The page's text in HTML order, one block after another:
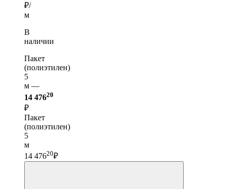
₽/
м
В
наличии
Пакет
(полиэтилен)
5
м —
14 47620
₽
Пакет
(полиэтилен)
5
м
14 47620₽